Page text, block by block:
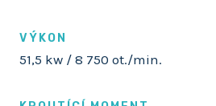
VÝKON
51,5 kw / 8 750 ot./min.